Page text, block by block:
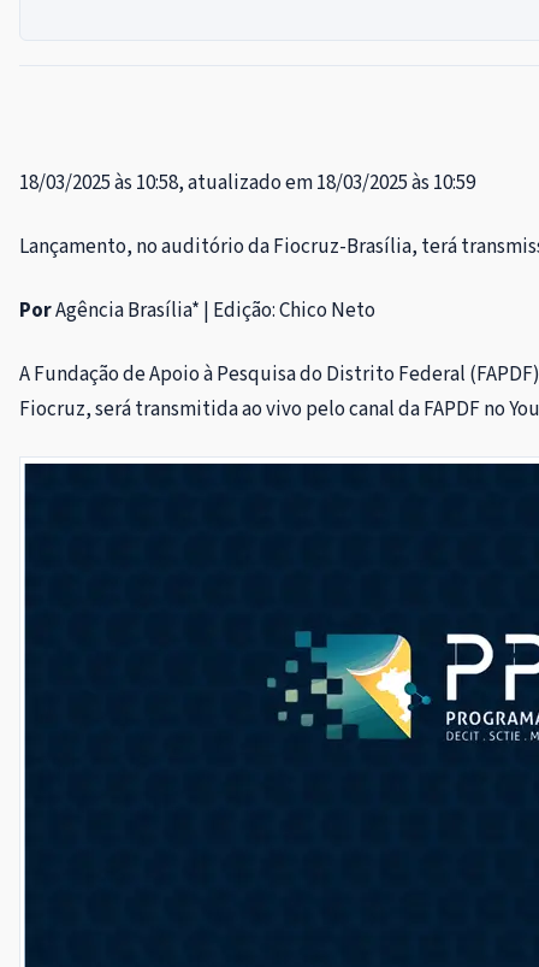
18/03/2025 às 10:58, atualizado em 18/03/2025 às 10:59
Lançamento, no auditório da Fiocruz-Brasília, terá
PorAgência Brasília* | Edição: Chico Neto
A Fundação de Apoio à Pesquisa do Distrito Federal
Fiocruz, será transmitida ao vivo pelo canal da FAPDF no